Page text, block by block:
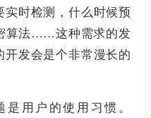
时检测，什么时候预
算法……这种需求的发
发会是个非常漫长的
用户的使用习惯。